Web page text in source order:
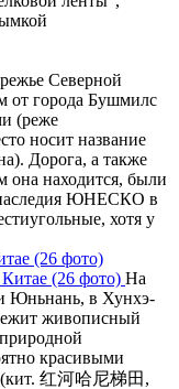
Северной
от города Бушмилс
(реже
носит название
Дорога, а также
она находится, были
наследия ЮНЕСКО в
хотя у
(26 фото)
На
Юньнань, в Хунхэ-
живописный
красивыми
红河哈尼梯田,